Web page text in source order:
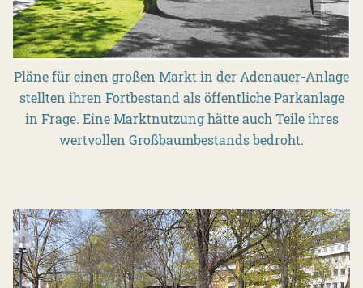
Pläne für einen großen Markt in der Adenauer-Anlage
stellten ihren Fortbestand als öffentliche Parkanlage
in Frage. Eine Marktnutzung hätte auch Teile ihres
wertvollen Großbaumbestands bedroht.